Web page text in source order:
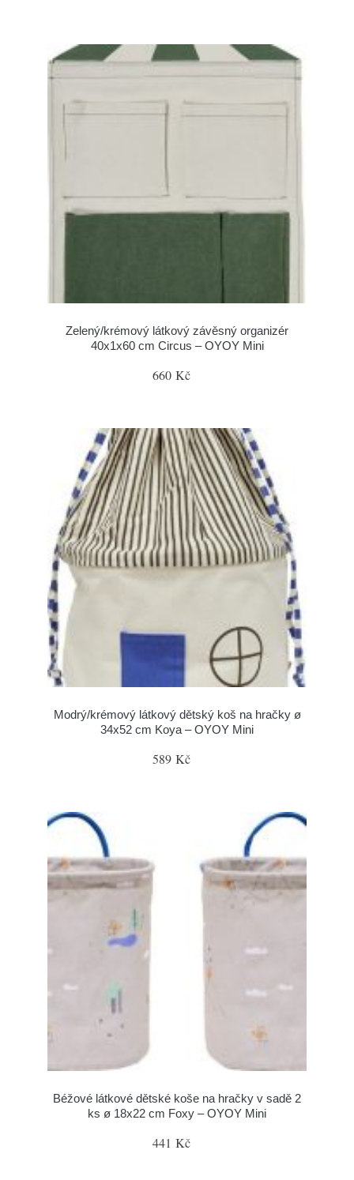
Zelený/krémový látkový závěsný organizér
40x1x60 cm Circus – OYOY Mini
660 Kč
Modrý/krémový látkový dětský koš na hračky ø
34x52 cm Koya – OYOY Mini
589 Kč
Béžové látkové dětské koše na hračky v sadě 2
ks ø 18x22 cm Foxy – OYOY Mini
441 Kč